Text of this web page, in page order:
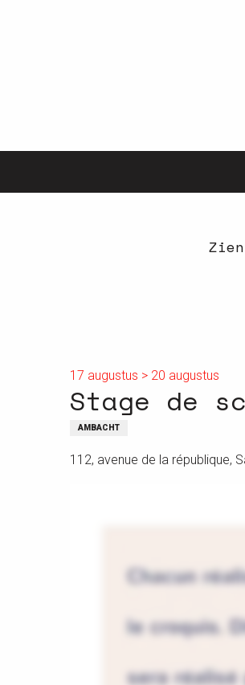
Zien
17 augustus > 20 augustus
Stage de
AMBACHT
112, avenue de la république,